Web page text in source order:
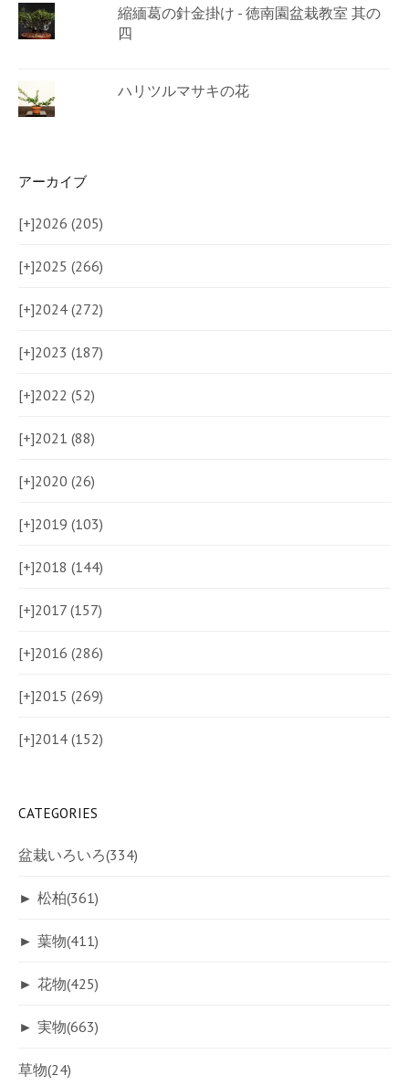
縮緬葛の針金掛け - 徳南園盆栽教室 其の
四
ハリツルマサキの花
アーカイブ
[+]2026 (205)
[+]2025 (266)
[+]2024 (272)
[+]2023 (187)
[+]2022 (52)
[+]2021 (88)
[+]2020 (26)
[+]2019 (103)
[+]2018 (144)
[+]2017 (157)
[+]2016 (286)
[+]2015 (269)
[+]2014 (152)
CATEGORIES
盆栽いろいろ(334)
► 松柏(361)
► 葉物(411)
► 花物(425)
► 実物(663)
草物(24)